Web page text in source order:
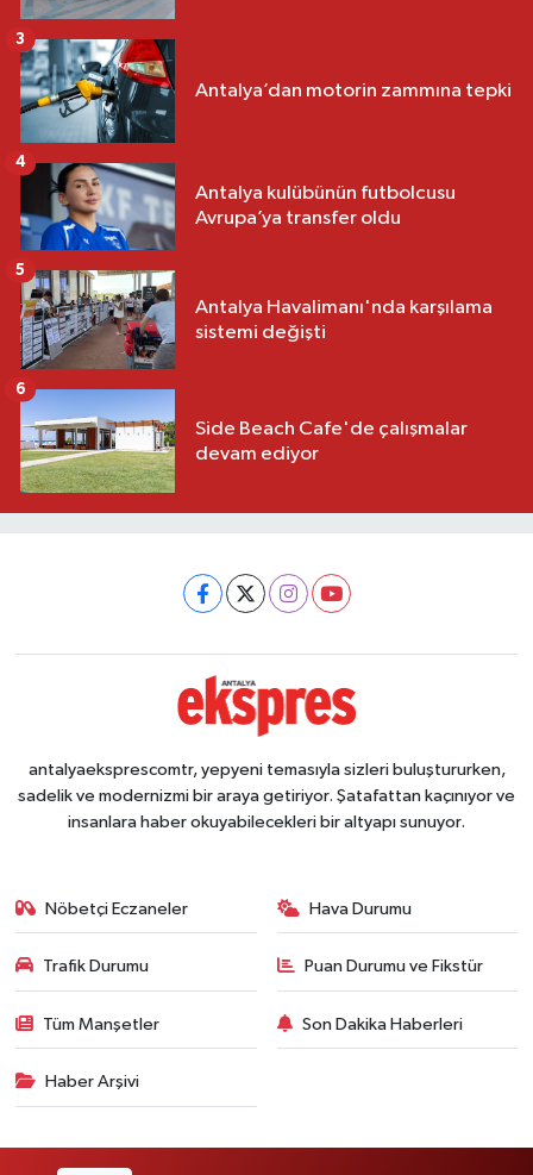
Antalya’dan motorin zammına tepki
3
Antalya kulübünün futbolcusu
Avrupa’ya transfer oldu
4
Antalya Havalimanı'nda karşılama
sistemi değişti
5
Side Beach Cafe'de çalışmalar
devam ediyor
6
antalyaeksprescomtr, yepyeni temasıyla sizleri buluştururken,
sadelik ve modernizmi bir araya getiriyor. Şatafattan kaçınıyor ve
insanlara haber okuyabilecekleri bir altyapı sunuyor.
Nöbetçi Eczaneler Hava Durumu
Trafik Durumu Puan Durumu ve Fikstür
Tüm Manşetler Son Dakika Haberleri
Haber Arşivi